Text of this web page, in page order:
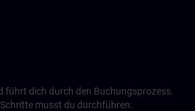
führt dich durch den Buchungsprozess.
musst du durchführen: